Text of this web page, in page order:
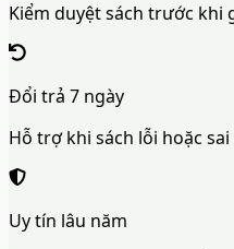
Kiểm duyệt sách trước khi
Đổi trả 7 ngày
Hỗ trợ khi sách lỗi hoặc
Uy tín lâu năm